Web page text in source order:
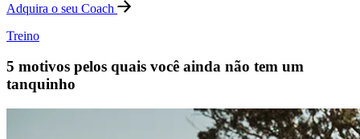
Adquira o seu Coach
Treino
5 motivos pelos quais você ainda não tem um
tanquinho